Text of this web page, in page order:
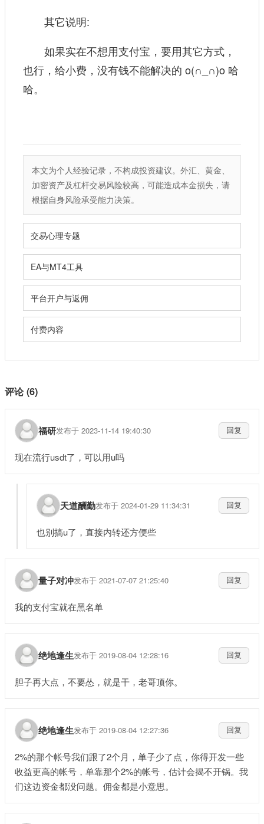
其它说明:
如果实在不想用支付宝，要用其它方式，
也行，给小费，没有钱不能解决的 o(∩_∩)o 哈
哈。
本文为个人经验记录，不构成投资建议。外汇、黄金、
加密资产及杠杆交易风险较高，可能造成本金损失，请
根据自身风险承受能力决策。
交易心理专题
EA与MT4工具
平台开户与返佣
付费内容
评论 (6)
福研发布于 2023-11-14 19:40:30 回复
现在流行usdt了，可以用u吗
天道酬勤发布于 2024-01-29 11:34:31 回复
也别搞u了，直接内转还方便些
量子对冲发布于 2021-07-07 21:25:40 回复
我的支付宝就在黑名单
绝地逢生发布于 2019-08-04 12:28:16 回复
胆子再大点，不要怂，就是干，老哥顶你。
绝地逢生发布于 2019-08-04 12:27:36 回复
2%的那个帐号我们跟了2个月，单子少了点，你得开发一些
收益更高的帐号，单靠那个2%的帐号，估计会揭不开锅。我
们这边资金都没问题。佣金都是小意思。